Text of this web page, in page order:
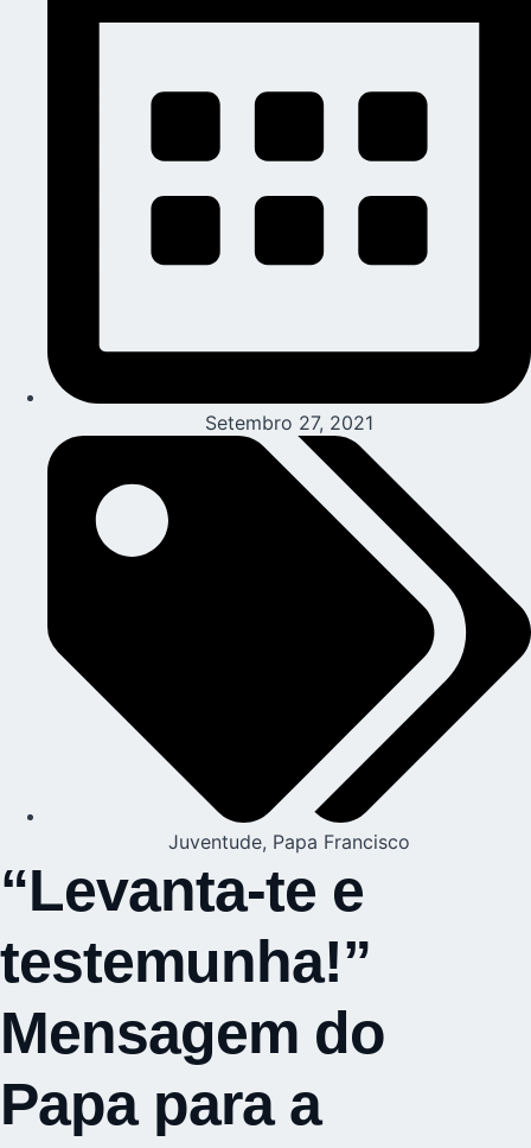
Setembro 27, 2021
Juventude, Papa Francisco
“Levanta-te e
testemunha!”
Mensagem do
Papa para a